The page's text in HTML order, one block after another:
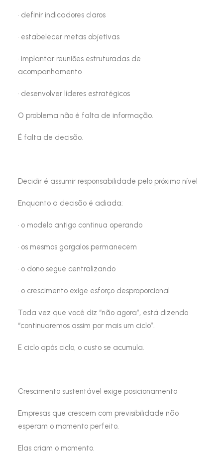
· definir indicadores claros
· estabelecer metas objetivas
· implantar reuniões estruturadas de
acompanhamento
· desenvolver líderes estratégicos
O problema não é falta de informação.
É falta de decisão.
Decidir é assumir responsabilidade pelo próximo nível
Enquanto a decisão é adiada:
· o modelo antigo continua operando
· os mesmos gargalos permanecem
· o dono segue centralizando
· o crescimento exige esforço desproporcional
Toda vez que você diz “não agora”, está dizendo
“continuaremos assim por mais um ciclo”.
E ciclo após ciclo, o custo se acumula.
Crescimento sustentável exige posicionamento
Empresas que crescem com previsibilidade não
esperam o momento perfeito.
Elas criam o momento.